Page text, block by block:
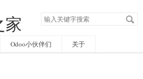
家 搜
索
字
Odoo小伙伴们 关于